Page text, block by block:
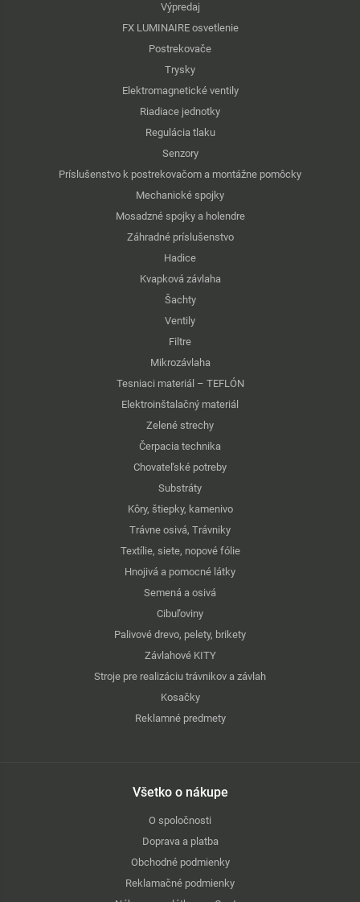
Výpredaj
FX LUMINAIRE osvetlenie
Postrekovače
Trysky
Elektromagnetické ventily
Riadiace jednotky
Regulácia tlaku
Senzory
Príslušenstvo k postrekovačom a montážne pomôcky
Mechanické spojky
Mosadzné spojky a holendre
Záhradné príslušenstvo
Hadice
Kvapková závlaha
Šachty
Ventily
Filtre
Mikrozávlaha
Tesniaci materiál – TEFLÓN
Elektroinštalačný materiál
Zelené strechy
Čerpacia technika
Chovateľské potreby
Substráty
Kôry, štiepky, kamenivo
Trávne osivá, Trávniky
Textílie, siete, nopové fólie
Hnojivá a pomocné látky
Semená a osivá
Cibuľoviny
Palivové drevo, pelety, brikety
Závlahové KITY
Stroje pre realizáciu trávnikov a závlah
Kosačky
Reklamné predmety
Všetko o nákupe
O spoločnosti
Doprava a platba
Obchodné podmienky
Reklamačné podmienky